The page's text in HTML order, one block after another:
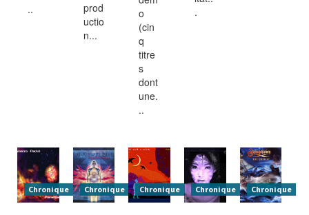
..
prod
uctio
n...
o
(cin
q
titre
s
dont
une.
..
.
Chronique Chronique Chronique Chronique Chronique